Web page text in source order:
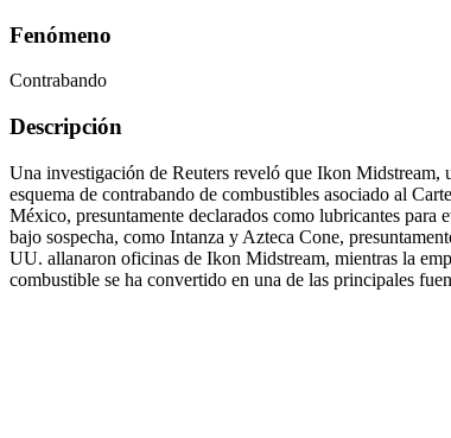
Fenómeno
Contrabando
Descripción
Una investigación de Reuters reveló que Ikon Midstream,
esquema de contrabando de combustibles asociado al
México, presuntamente declarados como lubricantes para
bajo sospecha, como Intanza y Azteca Cone,
UU. allanaron oficinas de Ikon Midstream, mientras la
combustible se ha convertido en una de las principales